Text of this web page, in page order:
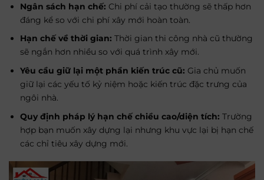
Ngân sách hạn chế: Chi phí cải tạo thường sẽ thấp hơn
đáng kể so với chi phí xây mới hoàn toàn.
Hạn chế về thời gian: Thời gian thi công nhà cũ thường
sẽ ngắn hơn nhiều so với quá trình xây mới.
Yêu cầu giữ lại một phần kiến trúc cũ: Gia chủ muốn
giữ lại các yếu tố kỷ niệm hoặc kiến trúc đặc trưng của
ngôi nhà.
Quy định pháp lý hạn chế chiều cao/diện tích: Trường
hợp bạn muốn xây dựng lại nhưng khu vực lại bị hạn chế
các chỉ tiêu xây dựng mới.